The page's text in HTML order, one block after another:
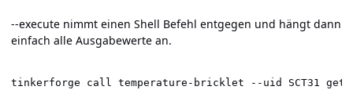
--execute nimmt einen Shell Befehl entgegen und hängt dann
einfach alle Ausgabewerte an.
tinkerforge call temperature-bricklet --uid SCT31 get-